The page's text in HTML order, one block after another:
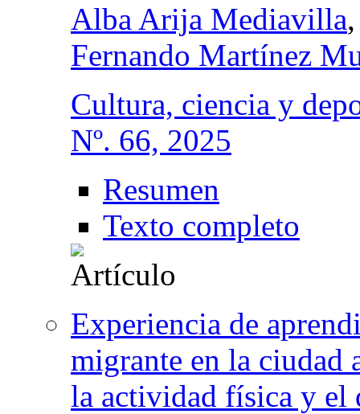
Alba Arija Mediavilla
Fernando Martínez
Cultura, ciencia y
Nº. 66, 2025
Resumen
Texto completo
Experiencia de
migrante en la ciudad
la actividad física y el